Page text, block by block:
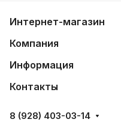
Интернет-магазин
Компания
Информация
Контакты
8 (928) 403-03-14